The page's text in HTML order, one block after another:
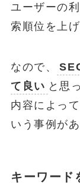
ユーザーの
索順位を上
なので、
て良い と思
内容によっ
いう事例が
キーワード